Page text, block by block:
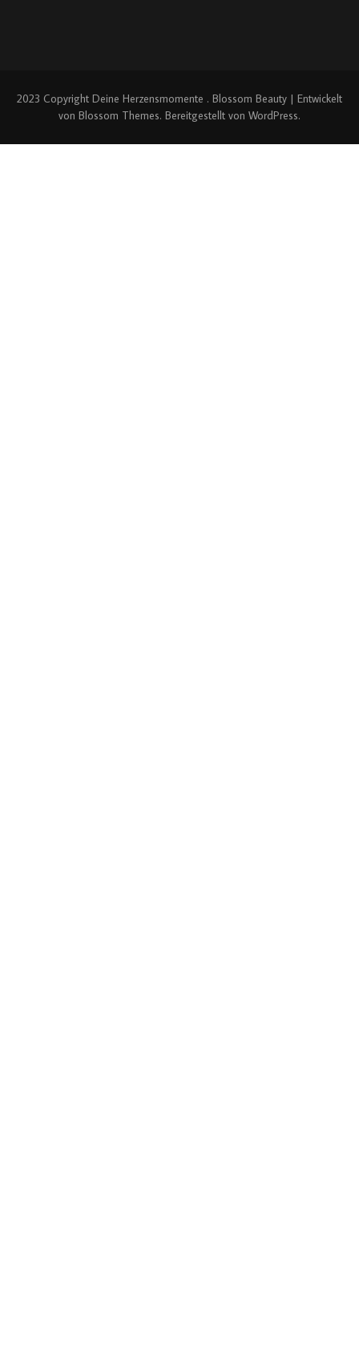
2023 Copyright Deine Herzensmomente . Blossom Beauty | Entwickelt
von Blossom Themes. Bereitgestellt von WordPress.